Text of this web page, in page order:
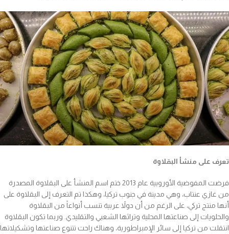
تعرف على منشأ البقلاوة
فرضت المفوضية الأوروبية عام 2013 ختم اسم المنشأ على البقلاوة المصدرة
من غازي عنتاب، وهي مدينة في جنوب تركيا، وهكذا تم التعرف إلى البقلاوة على
أنها منتج تركي، على الرغم من أن دولاً عربية تنسب أنواعاً من البقلاوة
والحلويات إلى صناعتها المحلية وتراثها الشعبي والتقليدي. وربما تكون البقلاوة
انتقلت من تركيا إلى سائر الإمبراطورية، وهناك راحت تتنوع صناعتها وتشكيلاتها